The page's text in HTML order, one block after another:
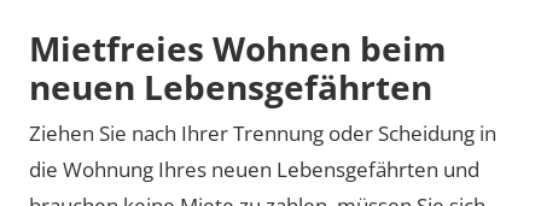
Mietfreies Wohnen beim
neuen Lebensgefährten
Ziehen Sie nach Ihrer Trennung oder Scheidung in
die Wohnung Ihres neuen Lebensgefährten und